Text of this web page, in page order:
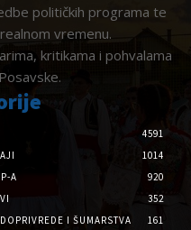
političkih programa te
vremenu.
kritikama i pohvalama
4591
1014
A
920
352
I ŠUMARSTVA
161